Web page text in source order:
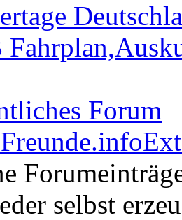
Forum
selbst